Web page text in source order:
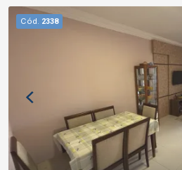
Cód. 2338